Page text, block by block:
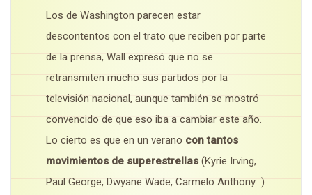
Los de Washington parecen estar
descontentos con el trato que reciben por parte
de la prensa, Wall expresó que no se
retransmiten mucho sus partidos por la
televisión nacional, aunque también se mostró
convencido de que eso iba a cambiar este año.
Lo cierto es que en un verano con tantos
movimientos de superestrellas (Kyrie Irving,
Paul George, Dwyane Wade, Carmelo Anthony…)